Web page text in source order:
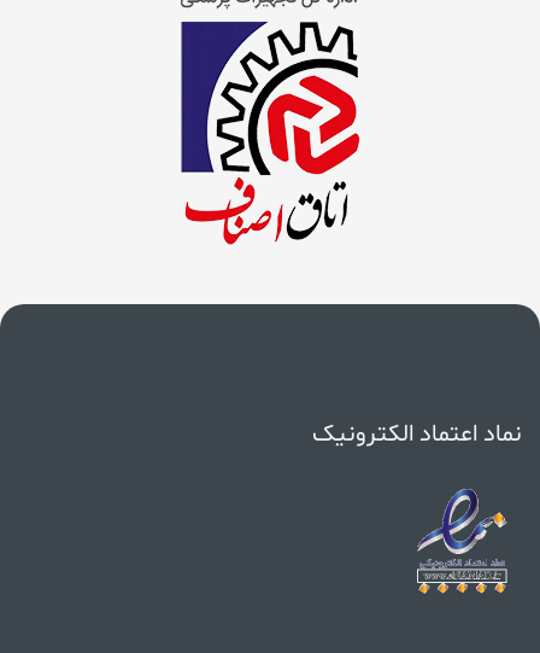
نماد اعتماد الکترونیک